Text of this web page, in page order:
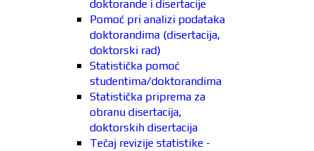
doktorande i disertacije
Pomoć pri analizi podataka
doktorandima (disertacija,
doktorski rad)
Statistička pomoć
studentima/doktorandima
Statistička priprema za
obranu disertacija,
doktorskih disertacija
Tečaj revizije statistike -